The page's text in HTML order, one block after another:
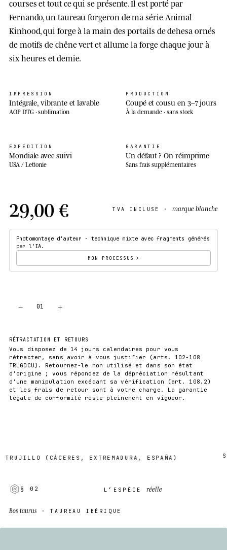
courses et tout ce qui se présente. Il est porté par
Fernando, un taureau forgeron de ma série Animal
Kinhood, qui forge à la main des portails de dehesa ornés
de motifs de chêne vert et allume la forge chaque jour à
six heures et demie.
IMPRESSION
Intégrale, vibrante et lavable
AOP DTG · sublimation
PRODUCTION
Coupé et cousu en 3–7 jours
À la demande · sans stock
EXPÉDITION
Mondiale avec suivi
USA / Lettonie
GARANTIE
Un défaut ? On réimprime
Sans frais supplémentaires
29,00 € TVA INCLUSE · marque blanche
Photomontage d'auteur · technique mixte avec fragments générés
par l'IA.
MON PROCESSUS
− 01 +
RÉTRACTATION ET RETOURS
Vous disposez de 14 jours calendaires pour vous
rétracter, sans avoir à vous justifier (arts. 102-108
TRLGDCU). Retournez-le non utilisé et dans son état
d'origine ; vous répondez de la dépréciation résultant
d'une manipulation excédant sa vérification (art. 108.2)
et les frais de retour sont à votre charge. La garantie
légale de conformité reste pleinement en vigueur.
(CÁCERES, EXTREMADURA, ESPAÑA) SUR
§ 02 L’ESPÈCEréelle
Bos taurus · TAUREAU IBÉRIQUE